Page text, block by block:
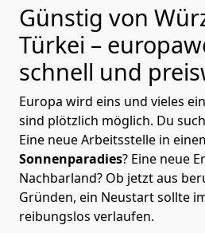
Günstig von
Türkei –
schnell und
Europa wird eins und vieles
sind plötzlich möglich. Du
Eine neue Arbeitsstelle in
Sonnenparadies? Eine neue
Nachbarland? Ob jetzt aus
Gründen, ein Neustart sollte
reibungslos verlaufen.